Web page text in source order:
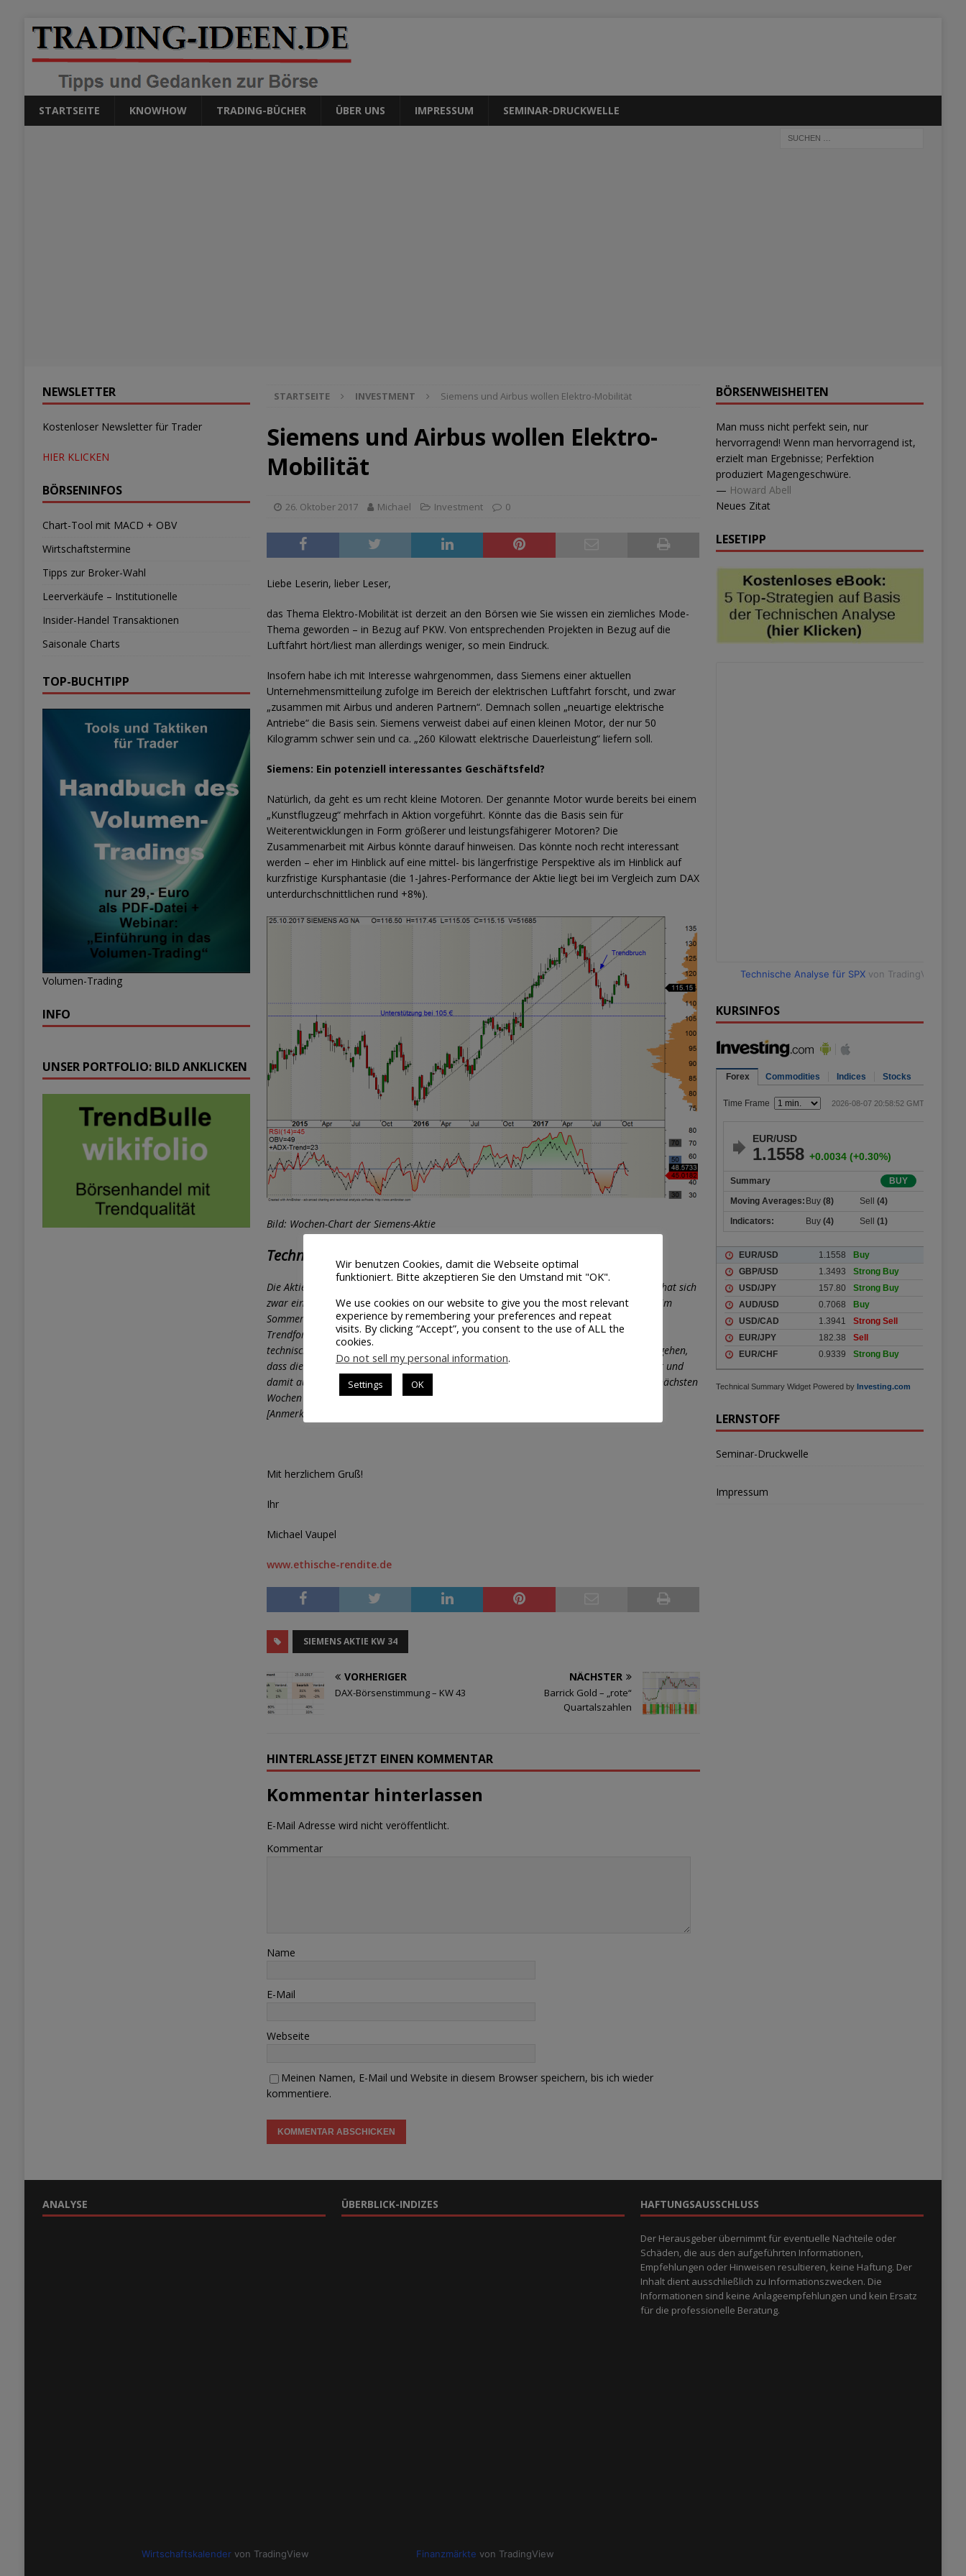
STARTSEITE KNOWHOW TRADING-BÜCHER ÜBER UNS IMPRESSUM SEMINAR-DRUCKWELLE
STARTSEITE INVESTMENT Siemens und Airbus wollen Elektro-Mobilität
Siemens und Airbus wollen Elektro-
Mobilität
26. Oktober 2017 Michael Investment 0
Liebe Leserin, lieber Leser,
das Thema Elektro-Mobilität ist derzeit an den Börsen wie Sie wissen ein ziemliches Mode-
Thema geworden – in Bezug auf PKW. Von entsprechenden Projekten in Bezug auf die
Luftfahrt hört/liest man allerdings weniger, so mein Eindruck.
Insofern habe ich mit Interesse wahrgenommen, dass Siemens einer aktuellen
Unternehmensmitteilung zufolge im Bereich der elektrischen Luftfahrt forscht, und zwar
„zusammen mit Airbus und anderen Partnern“. Demnach sollen „neuartige elektrische
Antriebe“ die Basis sein. Siemens verweist dabei auf einen kleinen Motor, der nur 50
Kilogramm schwer sein und ca. „260 Kilowatt elektrische Dauerleistung“ liefern soll.
Siemens: Ein potenziell interessantes Geschäftsfeld?
Natürlich, da geht es um recht kleine Motoren. Der genannte Motor wurde bereits bei einem
„Kunstflugzeug“ mehrfach in Aktion vorgeführt. Könnte das die Basis sein für
Weiterentwicklungen in Form größerer und leistungsfähigerer Motoren? Die
Zusammenarbeit mit Airbus könnte darauf hinweisen. Das könnte noch recht interessant
werden – eher im Hinblick auf eine mittel- bis längerfristige Perspektive als im Hinblick auf
kurzfristige Kursphantasie (die 1-Jahres-Performance der Aktie liegt bei im Vergleich zum DAX
unterdurchschnittlichen rund +8%).
Bild: Wochen-Chart der Siemens-Aktie
Technische Ausgangssituation der Siemens-Aktie
Die Aktie befindet sich zur Zeit in einem volatilen Seitwärtsmarkt. Seit dem Tief in 2016 hat sich
zwar ein mittelfristiger Aufwärtstrend etabliert, doch wie man im Chart sieht, wurde er im
Sommer 2017 gebrochen. Das bedeutet, in absehbarer Zeit wird es vermutlich keine
Trendfortsetzung geben. Eine kleine Unterstützung befindet sich bei 110 €. Sie ist ein
technischer Anker. solange der Kurs über 110 € verbleiben kann, können wir davon ausgehen,
dass die Aktie in einer Konsolidierung steckt. Sobald die aktuelle Kursdynamik nachlässt und
damit auch die Volatilität, bietet sich eine neue Long-Position an. Das bedeutet für die nächsten
Wochen oder Monate: Wir müssen auf die Volatilität achten. Je niedriger desto besser.
[Anmerkung der Redaktion]
Mit herzlichem Gruß!
Ihr
Michael Vaupel
www.ethische-rendite.de
SIEMENS AKTIE KW 34
VORHERIGER
DAX-Börsenstimmung – KW 43
NÄCHSTER
Barrick Gold – „rote“
Quartalszahlen
HINTERLASSE JETZT EINEN KOMMENTAR
Kommentar hinterlassen
E-Mail Adresse wird nicht veröffentlicht.
Kommentar
Name
E-Mail
Webseite
Meinen Namen, E-Mail und Website in diesem Browser speichern, bis ich wieder
kommentiere.
NEWSLETTER
Kostenloser Newsletter für Trader
HIER KLICKEN
BÖRSENINFOS
Chart-Tool mit MACD + OBV
Wirtschaftstermine
Tipps zur Broker-Wahl
Leerverkäufe – Institutionelle
Insider-Handel Transaktionen
Saisonale Charts
TOP-BUCHTIPP
Volumen-Trading
INFO
UNSER PORTFOLIO: BILD ANKLICKEN
BÖRSENWEISHEITEN
Man muss nicht perfekt sein, nur
hervorragend! Wenn man hervorragend ist,
erzielt man Ergebnisse; Perfektion
produziert Magengeschwüre.
— Howard Abell
Neues Zitat
LESETIPP
Technische Analyse für SPXvon TradingView
KURSINFOS
Technical Summary Widget Powered by Investing.com
LERNSTOFF
Seminar-Druckwelle
Impressum
ANALYSE
Wirtschaftskalender von TradingView
ÜBERBLICK-INDIZES
Finanzmärkte von TradingView
HAFTUNGSAUSSCHLUSS
Der Herausgeber übernimmt für eventuelle Nachteile oder
Schäden, die aus den aufgeführten Informationen,
Empfehlungen oder Hinweisen resultieren, keine Haftung. Der
Inhalt dient ausschließlich zu Informationszwecken. Die
Informationen sind keine Anlageempfehlungen und kein Ersatz
für die professionelle Beratung.
Wir benutzen Cookies, damit die Webseite optimal
funktioniert. Bitte akzeptieren Sie den Umstand mit "OK".
We use cookies on our website to give you the most relevant
experience by remembering your preferences and repeat
visits. By clicking “Accept”, you consent to the use of ALL the
cookies.
Do not sell my personal information.
Settings OK